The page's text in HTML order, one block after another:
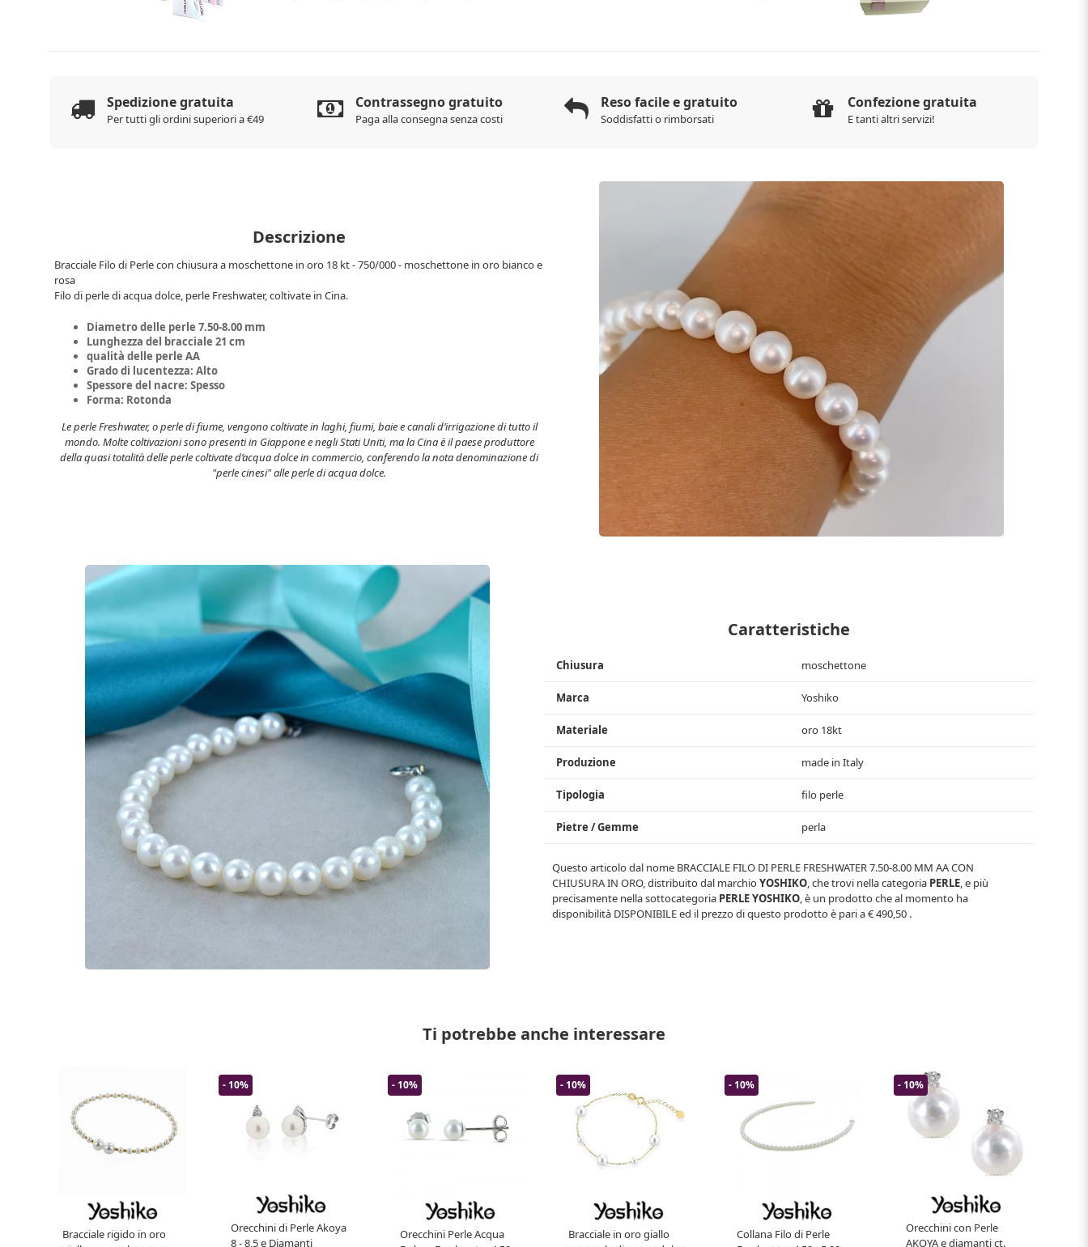
Spedizione gratuita
Per tutti gli ordini superiori a €49
Contrassegno gratuito
Paga alla consegna senza costi
Reso facile e gratuito
Soddisfatti o rimborsati
Confezione gratuita
E tanti altri servizi!
Descrizione
Bracciale Filo di Perle con chiusura a moschettone in oro 18 kt - 750/000 - moschettone in oro bianco e
rosa
Filo di perle di acqua dolce, perle Freshwater, coltivate in Cina.
Diametro delle perle 7.50-8.00 mm
Lunghezza del bracciale 21 cm
qualità delle perle AA
Grado di lucentezza: Alto
Spessore del nacre: Spesso
Forma: Rotonda
Le perle Freshwater, o perle di fiume, vengono coltivate in laghi, fiumi, baie e canali d’irrigazione di tutto il
mondo. Molte coltivazioni sono presenti in Giappone e negli Stati Uniti, ma la Cina è il paese produttore
della quasi totalità delle perle coltivate d’acqua dolce in commercio, conferendo la nota denominazione di
"perle cinesi" alle perle di acqua dolce.
Caratteristiche
Chiusura moschettone
Marca Yoshiko
Materiale oro 18kt
Produzione made in Italy
Tipologia filo perle
Pietre / Gemme perla
Questo articolo dal nome BRACCIALE FILO DI PERLE FRESHWATER 7.50-8.00 MM AA CON
CHIUSURA IN ORO, distribuito dal marchioYOSHIKO , che trovi nella categoria PERLE , e più
precisamente nella sottocategoria PERLE YOSHIKO , è un prodotto che al momento ha
disponibilità DISPONIBILEed il prezzo di questo prodotto è pari a€ 490,50 .
Ti potrebbe anche interessare
Bracciale rigido in oro
- 10%
Orecchini di Perle Akoya
8 - 8,5 e Diamanti
- 10%
Orecchini Perle Acqua
- 10%
Bracciale in oro giallo
- 10%
Collana Filo di Perle
- 10%
Orecchini con Perle
AKOYA e diamanti ct.